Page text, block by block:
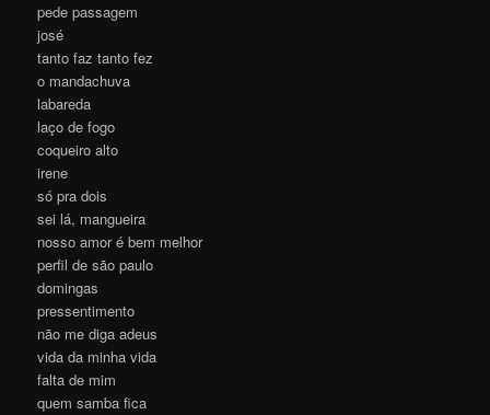
pede passagem
josé
tanto faz tanto fez
o mandachuva
labareda
laço de fogo
coqueiro alto
irene
só pra dois
sei lá, mangueira
nosso amor é bem melhor
perfil de são paulo
domingas
pressentimento
não me diga adeus
vida da minha vida
falta de mim
quem samba fica